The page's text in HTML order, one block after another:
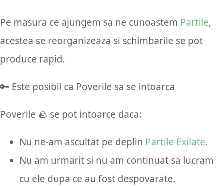
Pe masura ce ajungem sa ne cunoastem Partile,
acestea se reorganizeaza si schimbarile se pot
produce rapid.
🔑 Este posibil ca Poverile sa se intoarca
Poverile 🪨 se pot intoarce daca:
Nu ne-am ascultat pe deplin Partile Exilate.
Nu am urmarit si nu am continuat sa lucram
cu ele dupa ce au fost despovarate.